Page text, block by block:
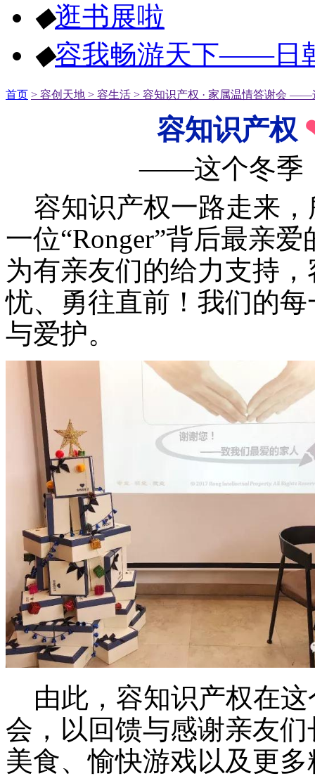
◆逛书展啦
◆容我畅游天下——日
首页 > 容创天地 > 容生活 > 容知识产权 · 家属温情答谢会 ——
容知识产权
——这个冬季
容知识产权一路走来
一位“Ronger”背后最亲爱
为有亲友们的给力支持，
忧、勇往直前！我们的每
与爱护。
由此，容知识产权在
会，以回馈与感谢亲友
美食、愉快游戏以及更